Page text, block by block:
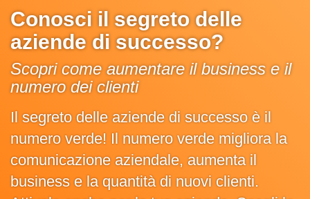
Conosci il segreto delle
aziende di successo?
Scopri come aumentare il business e il
numero dei clienti
Il segreto delle aziende di successo è il
numero verde! Il numero verde migliora la
comunicazione aziendale, aumenta il
business e la quantità di nuovi clienti.